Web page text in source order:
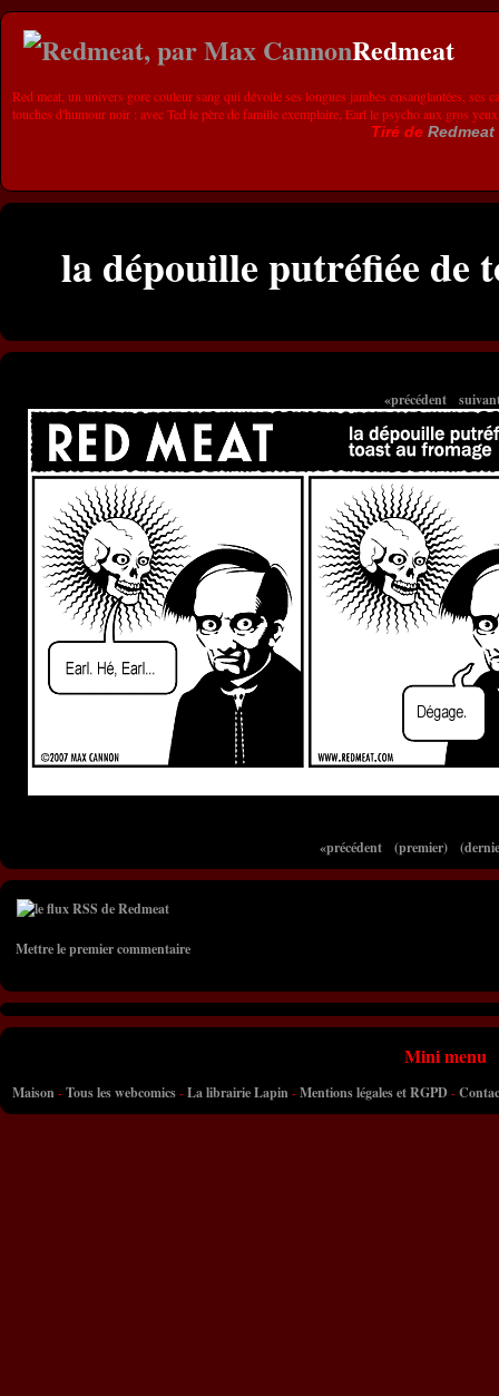
Redmeat
Red meat, un univers gore couleur sang qui dévoile ses longues jambes ensanglantées, ses
touches d'humour noir : avec Ted le père de famille exemplaire, Earl le psycho aux gros
Tiré de Redmeat
la dépouille putréfiée de
«précédent
«précédent (premier)
Mettre le premier commentaire
Mini menu
Maison-Tous les webcomics-La librairie Lapin-Mentions légales et RGPD-